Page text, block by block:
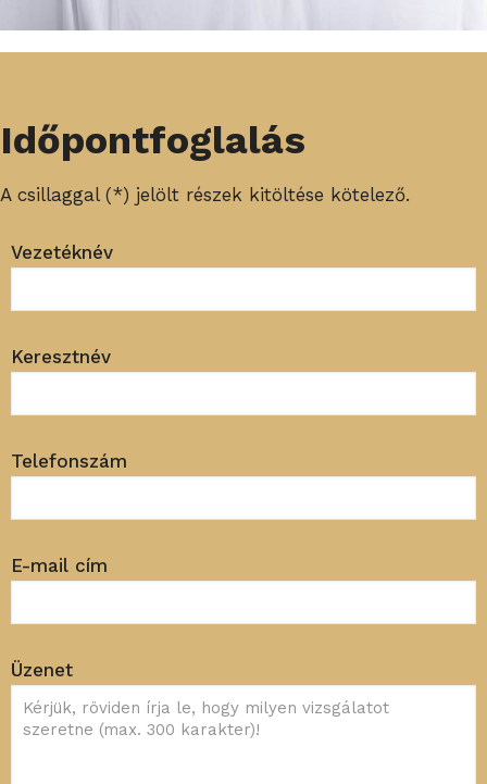
Időpontfoglalás
A csillaggal (*) jelölt részek kitöltése kötelező.
Vezetéknév
Keresztnév
Telefonszám
E-mail cím
Üzenet